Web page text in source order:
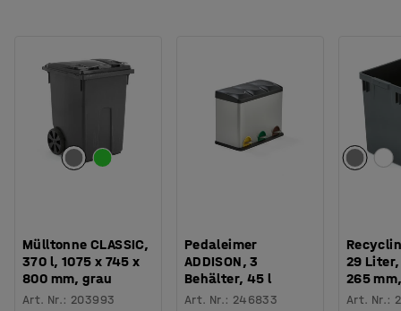
Mülltonne CLASSIC,
370 l, 1075 x 745 x
800 mm, grau
Art. Nr.: 203993
Pedaleimer
ADDISON, 3
Behälter, 45 l
Art. Nr.: 246833
29
265
Art. Nr.: